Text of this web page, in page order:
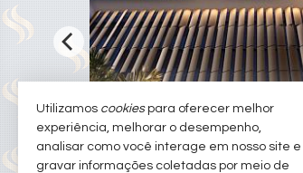
BALNEÁRIO CAMBORIÚ -
Cobertura Duplex no Edifício Alaia
4 5 6 565, m² 390,
Utilizamos cookiespara oferecer melhor
experiência, melhorar o desempenho,
analisar como você interage em nosso site e
gravar informações coletadas por meio de